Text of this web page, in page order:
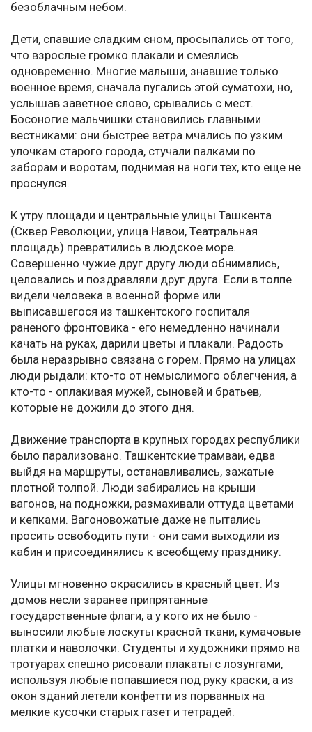
безоблачным небом.
Дети, спавшие сладким сном, просыпались от того,
что взрослые громко плакали и смеялись
одновременно. Многие малыши, знавшие только
военное время, сначала пугались этой суматохи, но,
услышав заветное слово, срывались с мест.
Босоногие мальчишки становились главными
вестниками: они быстрее ветра мчались по узким
улочкам старого города, стучали палками по
заборам и воротам, поднимая на ноги тех, кто еще не
проснулся.
К утру площади и центральные улицы Ташкента
(Сквер Революции, улица Навои, Театральная
площадь) превратились в людское море.
Совершенно чужие друг другу люди обнимались,
целовались и поздравляли друг друга. Если в толпе
видели человека в военной форме или
выписавшегося из ташкентского госпиталя
раненого фронтовика - его немедленно начинали
качать на руках, дарили цветы и плакали. Радость
была неразрывно связана с горем. Прямо на улицах
люди рыдали: кто-то от немыслимого облегчения, а
кто-то - оплакивая мужей, сыновей и братьев,
которые не дожили до этого дня.
Движение транспорта в крупных городах республики
было парализовано. Ташкентские трамваи, едва
выйдя на маршруты, останавливались, зажатые
плотной толпой. Люди забирались на крыши
вагонов, на подножки, размахивали оттуда цветами
и кепками. Вагоновожатые даже не пытались
просить освободить пути - они сами выходили из
кабин и присоединялись к всеобщему празднику.
Улицы мгновенно окрасились в красный цвет. Из
домов несли заранее припрятанные
государственные флаги, а у кого их не было -
выносили любые лоскуты красной ткани, кумачовые
платки и наволочки. Студенты и художники прямо на
тротуарах спешно рисовали плакаты с лозунгами,
используя любые попавшиеся под руку краски, а из
окон зданий летели конфетти из порванных на
мелкие кусочки старых газет и тетрадей.